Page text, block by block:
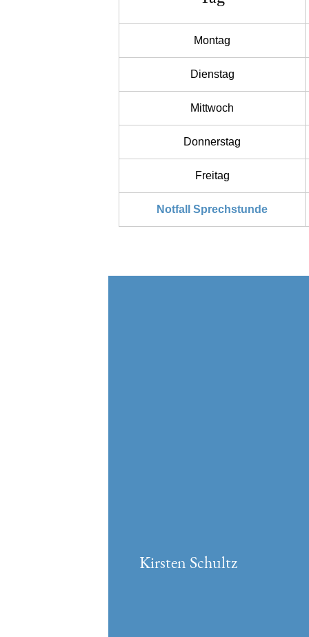
Montag
Dienstag
Mittwoch
Donnerstag
Freitag
Notfall Sprechstunde
Kirsten Schultz